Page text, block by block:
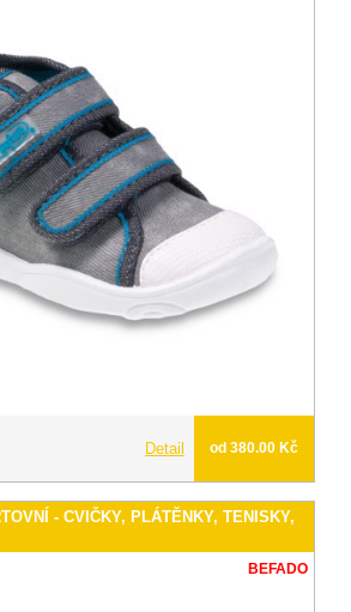
Detail od 380.00 Kč
- CVIČKY, PLÁTĚNKY, TENISKY,
BEFADO